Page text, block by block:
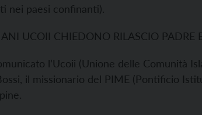
nei paesi confinanti).
UCOII CHIEDONO RILASCIO PADRE
l’Ucoii (Unione delle Comunità
il missionario del PIME (Pontificio